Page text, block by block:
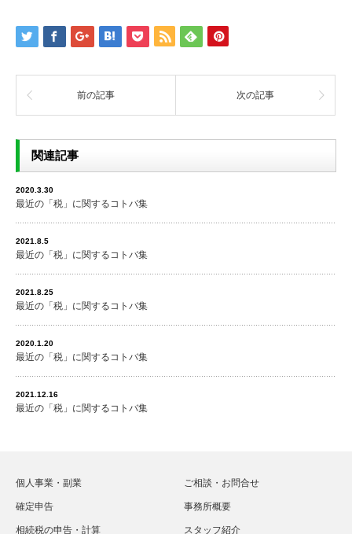
前の記事 次の記事
関連記事
2020.3.30
最近の「税」に関するコトバ集
2021.8.5
最近の「税」に関するコトバ集
2021.8.25
最近の「税」に関するコトバ集
2020.1.20
最近の「税」に関するコトバ集
2021.12.16
最近の「税」に関するコトバ集
個人事業・副業
確定申告
相続税の申告・計算
ご相談・お問合せ
事務所概要
スタッフ紹介